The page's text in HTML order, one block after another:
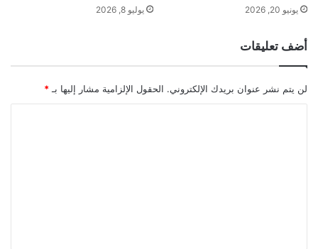
يونيو 20, 2026 يوليو 8, 2026
أضف تعليقات
لن يتم نشر عنوان بريدك الإلكتروني. الحقول الإلزامية مشار إليها بـ *